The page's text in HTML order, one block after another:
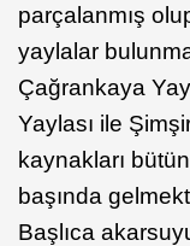
parçalanmış
yaylalar
Çağrankaya
Yaylası ile
kaynakları
başında
Başlıca